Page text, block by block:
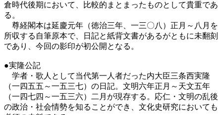
倉時代後期において、比較的まとまったものとして貴重であ
る。
尊経閣本は延慶元年（徳治三年、一三〇八）正月～八月を
所収する自筆原本で、日記と紙背文書があるがともに未翻刻
であり、今回の影印が初公開となる。
●実隆公記
学者・歌人として当代第一人者だった内大臣三条西実隆
（一四五五～一五三七）の日記。文明六年正月～天文五年
（一四七四～一五三六）二月が現存する。応仁・文明の乱後
の政治・社会情勢を知ることができ、文化史研究においても